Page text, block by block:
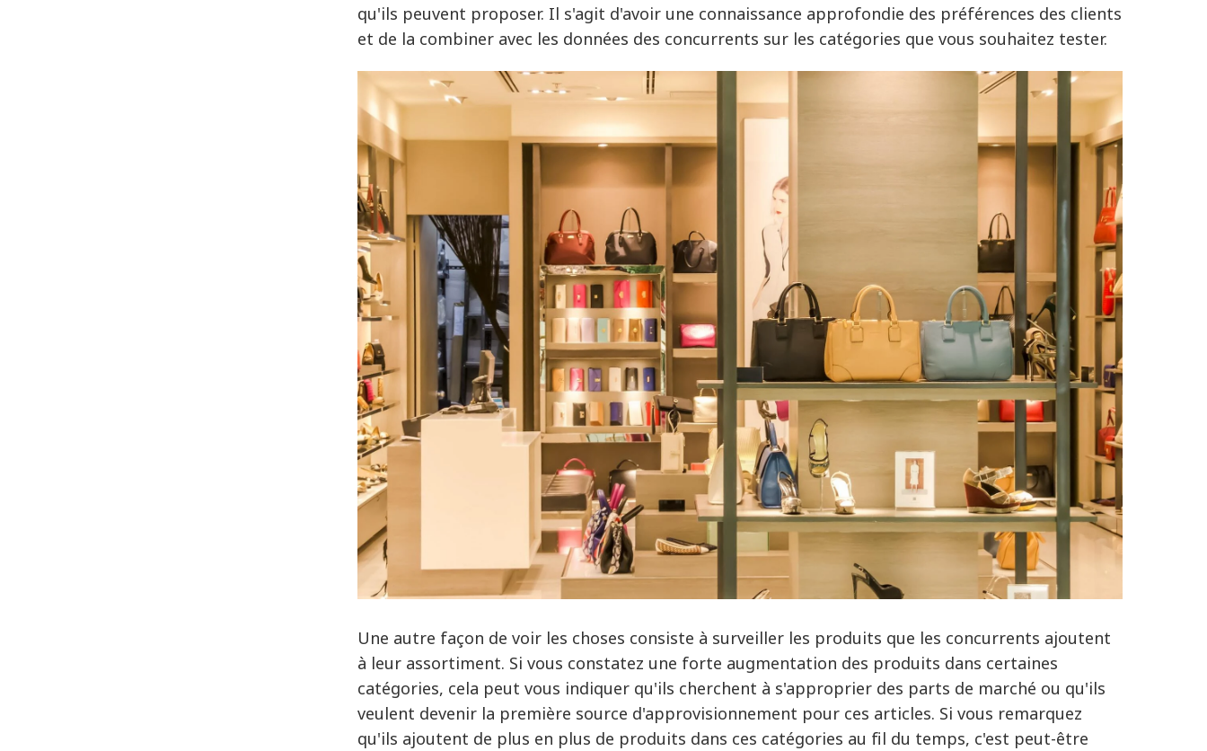
qu'ils peuvent proposer. Il s'agit d'avoir une connaissance approfondie des préférences des clients
et de la combiner avec les données des concurrents sur les catégories que vous souhaitez tester.
Une autre façon de voir les choses consiste à surveiller les produits que les concurrents ajoutent
à leur assortiment. Si vous constatez une forte augmentation des produits dans certaines
catégories, cela peut vous indiquer qu'ils cherchent à s'approprier des parts de marché ou qu'ils
veulent devenir la première source d'approvisionnement pour ces articles. Si vous remarquez
qu'ils ajoutent de plus en plus de produits dans ces catégories au fil du temps, c'est peut-être